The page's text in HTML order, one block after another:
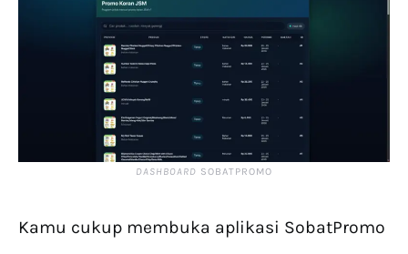
DASHBOARD SOBATPROMO
Kamu cukup membuka aplikasi SobatPromo